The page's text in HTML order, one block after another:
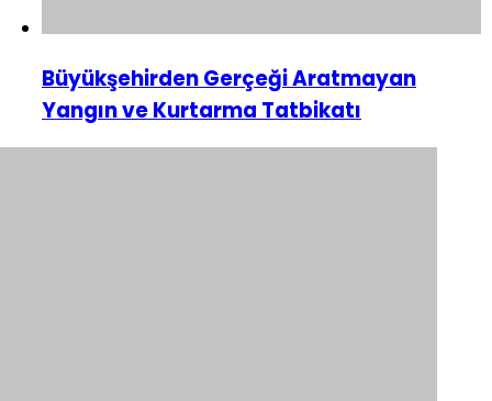
Büyükşehirden Gerçeği Aratmayan
Yangın ve Kurtarma Tatbikatı